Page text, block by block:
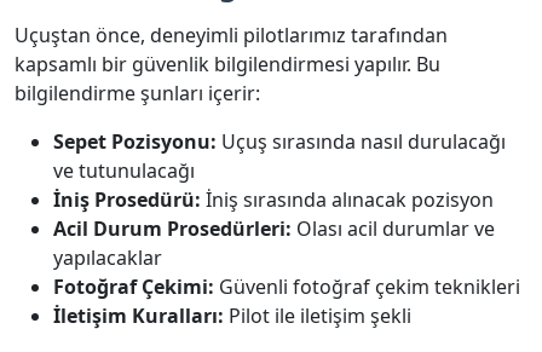
Uçuştan önce, deneyimli pilotlarımız tarafından
kapsamlı bir güvenlik bilgilendirmesi yapılır. Bu
bilgilendirme şunları içerir:
Sepet Pozisyonu: Uçuş sırasında nasıl durulacağı
ve tutunulacağı
İniş Prosedürü: İniş sırasında alınacak pozisyon
Acil Durum Prosedürleri: Olası acil durumlar ve
yapılacaklar
Fotoğraf Çekimi: Güvenli fotoğraf çekim teknikleri
İletişim Kuralları: Pilot ile iletişim şekli